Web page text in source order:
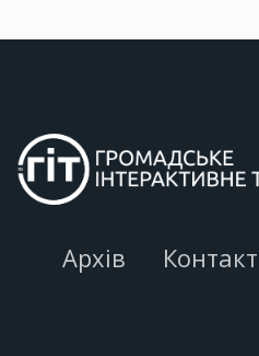
Архів